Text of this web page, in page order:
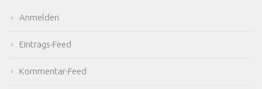
Anmelden
Eintrags-Feed
Kommentar-Feed